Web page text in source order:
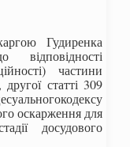
Гудиренка
частини
статті 309
оскарження для
досудового